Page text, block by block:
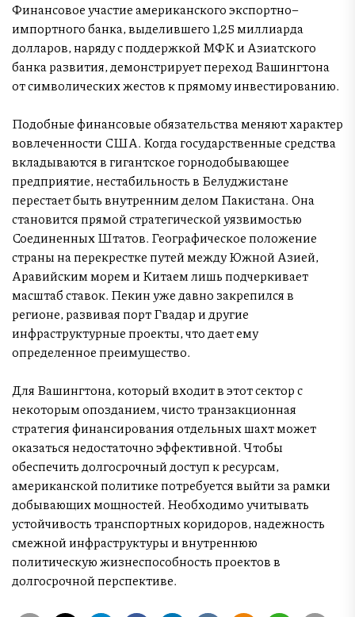
Финансовое участие американского экспортно–
импортного банка, выделившего 1,25 миллиарда
долларов, наряду с поддержкой МФК и Азиатского
банка развития, демонстрирует переход Вашингтона
от символических жестов к прямому инвестированию.
Подобные финансовые обязательства меняют характер
вовлеченности США. Когда государственные средства
вкладываются в гигантское горнодобывающее
предприятие, нестабильность в Белуджистане
перестает быть внутренним делом Пакистана. Она
становится прямой стратегической уязвимостью
Соединенных Штатов. Географическое положение
страны на перекрестке путей между Южной Азией,
Аравийским морем и Китаем лишь подчеркивает
масштаб ставок. Пекин уже давно закрепился в
регионе, развивая порт Гвадар и другие
инфраструктурные проекты, что дает ему
определенное преимущество.
Для Вашингтона, который входит в этот сектор с
некоторым опозданием, чисто транзакционная
стратегия финансирования отдельных шахт может
оказаться недостаточно эффективной. Чтобы
обеспечить долгосрочный доступ к ресурсам,
американской политике потребуется выйти за рамки
добывающих мощностей. Необходимо учитывать
устойчивость транспортных коридоров, надежность
смежной инфраструктуры и внутреннюю
политическую жизнеспособность проектов в
долгосрочной перспективе.